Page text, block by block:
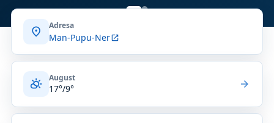
location_on Adresa
Man-Pupu-Neropen_in_new
partly_cloudy_day August
17°/9° arrow_forward